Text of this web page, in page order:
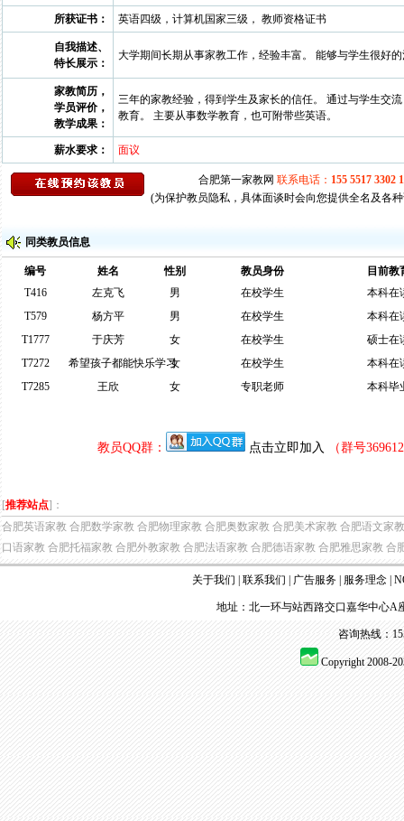
所获证书： 英语四级，计算机国家三级， 教师资格证书
自我描述、
特长展示：
大学期间长期从事家教工作，经验丰富。 能够与学生很好
家教简历，
学员评价，
教学成果：
三年的家教经验，得到学生及家长的信任。 通过与学生交
教育。 主要从事数学教育，也可附带些英语。
薪水要求： 面议
(为保护教员隐私，具体面谈时会向您提供全名及各
同类教员信息
编号 姓名 性别 教员身份
目前教
T416
左克飞 男 在校学生
本科在
T579
杨方平 男 在校学生
本科在
T1777
于庆芳 女 在校学生
硕士在
T7272
希望孩子都能快乐学习女 在校学生
本科在
T7285
王欣 女 专职老师 本科毕
教员QQ群： 点击立即加入 （群号
[推荐站点]：
合肥英语家教 合肥数学家教 合肥物理家教 合肥奥数家教 合肥美术家教 合肥语文家教
口语家教 合肥托福家教 合肥外教家教 合肥法语家教 合肥德语家教 合肥雅思家教 合
关于我们 联系我们 广告服务| 服务理念|
地址：北一环与站西路交口嘉华中心
咨询热线：
Copyright 2008-